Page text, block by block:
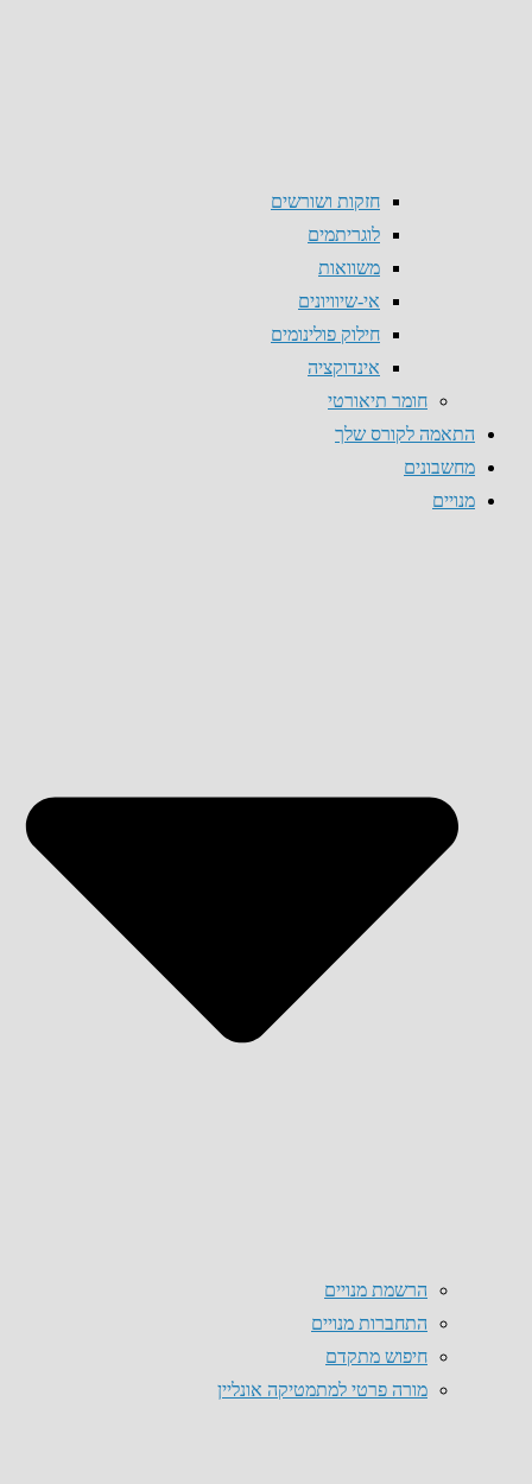
חזקות ושורשים
לוגריתמים
משוואות
אי-שיוויונים
חילוק פולינומים
אינדוקציה
חומר תיאורטי
התאמה לקורס שלך
מחשבונים
מנויים
הרשמת מנויים
התחברות מנויים
חיפוש מתקדם
מורה פרטי למתמטיקה אונליין